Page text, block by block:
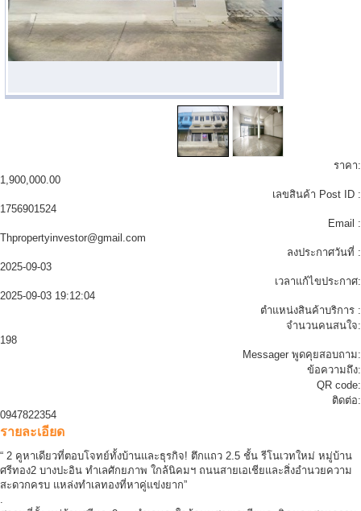
ราคา:
1,900,000.00
เลขสินค้า Post ID :
1756901524
Email :
Thpropertyinvestor@gmail.com
ลงประกาศวันที่ :
2025-09-03
เวลาแก้ไขประกาศ:
2025-09-03 19:12:04
ตำแหน่งสินค้าบริการ :
จำนวนคนสนใจ:
198
Messager พูดคุยสอบถาม:
ข้อความถึง:
QR code:
ติดต่อ:
0947822354
รายละเอียด
“ 2 คูหาเดียวที่ตอบโจทย์ทั้งบ้านและธุรกิจ! ตึกแถว 2.5 ชั้น รีโนเวทใหม่ หมู่บ้าน
ศรีทอง2 บางปะอิน ทำเลศักยภาพ ใกล้นิคมฯ ถนนสายเอเชียและสิ่งอำนวยความ
สะดวกครบ แหล่งทำเลทองที่หาคู่แข่งยาก”
.